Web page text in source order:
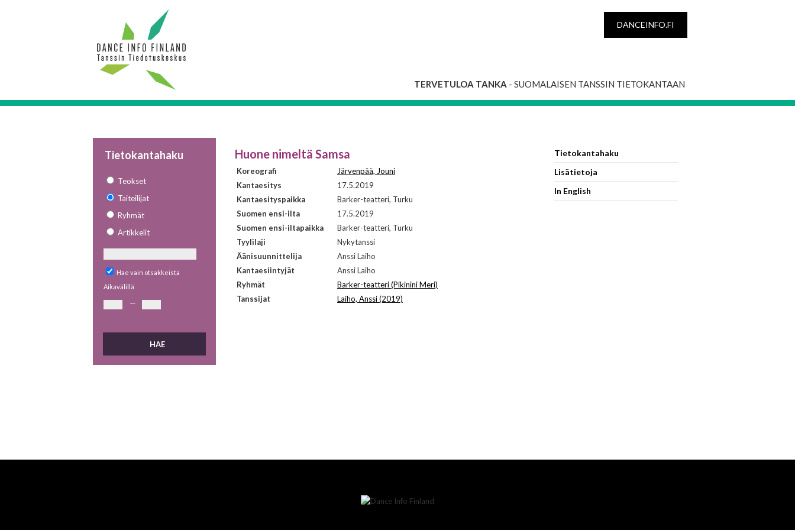
DANCEINFO.FI
TERVETULOA TANKA - SUOMALAISEN TANSSIN TIETOKANTAAN
Tietokantahaku
Teokset
Taiteilijat
Ryhmät
Artikkelit
Hae vain otsakkeista
Aikavälillä
—
Huone nimeltä Samsa
Koreografi
Järvenpää, Jouni
Kantaesitys
17.5.2019
Kantaesityspaikka
Barker-teatteri, Turku
Suomen ensi-ilta
17.5.2019
Suomen ensi-iltapaikka
Barker-teatteri, Turku
Tyylilaji
Nykytanssi
Äänisuunnittelija
Anssi Laiho
Kantaesiintyjät
Anssi Laiho
Ryhmät
Barker-teatteri (Pikinini Meri)
Tanssijat
Laiho, Anssi (2019)
Tietokantahaku
Lisätietoja
In English